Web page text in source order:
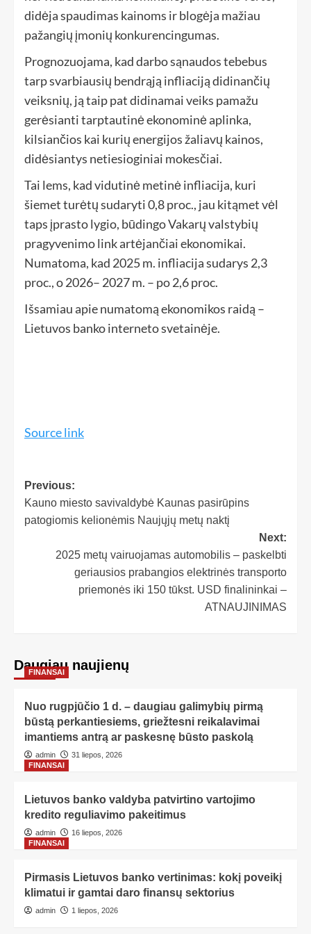
didėja spaudimas kainoms ir blogėja mažiau
pažangių įmonių konkurencingumas.
Prognozuojama, kad darbo sąnaudos tebebus
tarp svarbiausių bendrąją infliaciją didinančių
veiksnių, ją taip pat didinamai veiks pamažu
gerėsianti tarptautinė ekonominė aplinka,
kilsiančios kai kurių energijos žaliavų kainos,
didėsiantys netiesioginiai mokesčiai.
Tai lems, kad vidutinė metinė infliacija, kuri
šiemet turėtų sudaryti 0,8 proc., jau kitąmet vėl
taps įprasto lygio, būdingo Vakarų valstybių
pragyvenimo link artėjančiai ekonomikai.
Numatoma, kad 2025 m. infliacija sudarys 2,3
proc., o 2026– 2027 m. – po 2,6 proc.
Išsamiau apie numatomą ekonomikos raidą –
Lietuvos banko interneto svetainėje.
Source link
Previous:
Kauno miesto savivaldybė Kaunas pasirūpins
patogiomis kelionėmis Naujųjų metų naktį
Next:
2025 metų vairuojamas automobilis – paskelbti
geriausios prabangios elektrinės transporto
priemonės iki 150 tūkst. USD finalininkai –
ATNAUJINIMAS
Daugiau naujienų
FINANSAI
Nuo rugpjūčio 1 d. – daugiau galimybių pirmą
būstą perkantiesiems, griežtesni reikalavimai
imantiems antrą ar paskesnę būsto paskolą
admin
31 liepos, 2026
FINANSAI
Lietuvos banko valdyba patvirtino vartojimo
kredito reguliavimo pakeitimus
admin
16 liepos, 2026
FINANSAI
Pirmasis Lietuvos banko vertinimas: kokį poveikį
klimatui ir gamtai daro finansų sektorius
admin 1 liepos, 2026